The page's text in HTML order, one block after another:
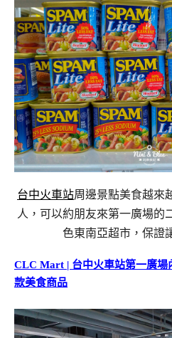
台中火車站周邊景點美食越來
人，可以約朋友來第一廣場的
色東南亞超市，保證
CLC Mart | 台中火車站第一廣場
款美食商品